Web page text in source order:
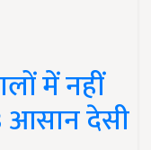
में नहीं
आसान देसी